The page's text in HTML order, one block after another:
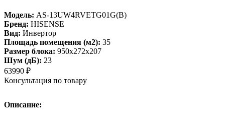
Модель: AS-13UW4RVETG01G(B)
Бренд: HISENSE
Вид: Инвертор
Площадь помещения (м2): 35
Размер блока: 950х272х207
Шум (дБ): 23
63990 ₽
Консультация по товару
Описание: